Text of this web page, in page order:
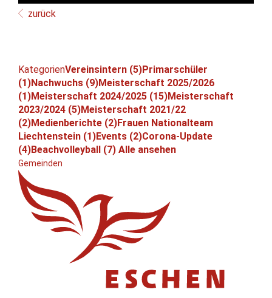
zurück
KategorienVereinsintern (5)Primarschüler
(1)Nachwuchs (9)Meisterschaft 2025/2026
(1)Meisterschaft 2024/2025 (15)Meisterschaft
2023/2024 (5)Meisterschaft 2021/22
(2)Medienberichte (2)Frauen Nationalteam
Liechtenstein (1)Events (2)Corona-Update
(4)Beachvolleyball (7) Alle ansehen
Gemeinden